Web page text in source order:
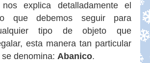
nos explica detalladamente el
que debemos seguir para
tipo de objeto que
esta manera tan particular
denomina: Abanico.